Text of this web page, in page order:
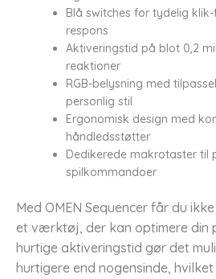
Blå switches for tydelig
respons
Aktiveringstid på blot 0,2
reaktioner
RGB-belysning med
personlig stil
Ergonomisk design med
håndledsstøtter
Dedikerede makrotaster til
spilkommandoer
Med OMEN Sequencer får du
et værktøj, der kan optimere din
hurtige aktiveringstid gør det
hurtigere end nogensinde,